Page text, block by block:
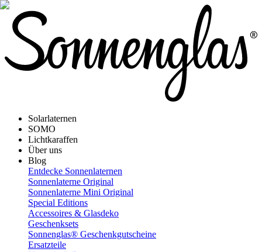
Solarlaternen
SOMO
Lichtkaraffen
Über uns
Blog
Entdecke Sonnenlaternen
Sonnenlaterne Original
Sonnenlaterne Mini Original
Special Editions
Accessoires & Glasdeko
Geschenksets
Sonnenglas® Geschenkgutscheine
Ersatzteile